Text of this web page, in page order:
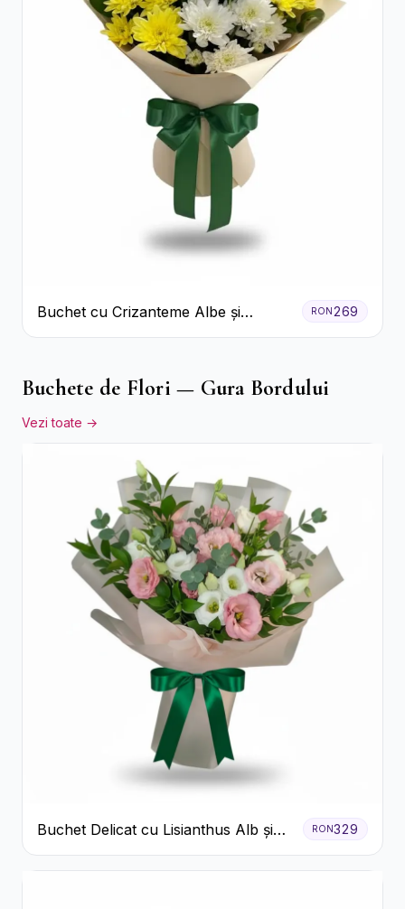
Buchet cu Crizanteme Albe și
Galbene
RON269
Buchete de Flori — Gura Bordului
Vezi toate →
Buchet Delicat cu Lisianthus Alb și
Roz
RON329